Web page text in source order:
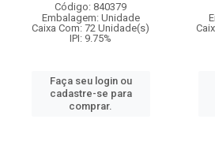
Código: 840379
Embalagem: Unidade
Caixa Com: 72 Unidade(s)
IPI: 9.75%
Faça seu login ou
cadastre-se para
comprar.